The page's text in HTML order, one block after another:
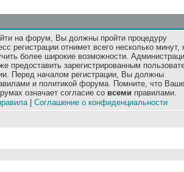
на форум, Вы должны пройти процедуру
регистрации отнимет всего несколько минут,
более широкие возможности.
предоставить зарегистрированным
Перед началом регистрации, Вы должны
и политикой форума. Помните, что Ваше
означает согласие со всеми правилами.
| Соглашение о конфиденциальности